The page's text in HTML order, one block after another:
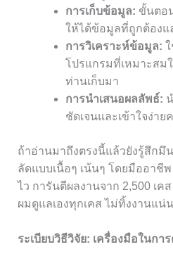
การเก็บข้อมูล: ขั้นตอ
ให้ได้ข้อมูลที่ถูกต้องแ
การวิเคราะห์ข้อมูล:
โปรแกรมที่เหมาะสม
ท่านเก็บมา
การนำเสนอผลลัพธ์:
ชัดเจนและเข้าใจง่าย
ถ้าอ่านมาถึงตรงนี้แล้วยังรู้สึกมึ
ลัดแบบเนื้อๆ เน้นๆ โดยมืออาชีพ
ไว การันตีผลงานจาก 2,500 เค
ผมดูแลเองทุกเคส ไม่ทิ้งงานแน่
ระเบียบวิธีวิจัย: เครื่องมือในกา